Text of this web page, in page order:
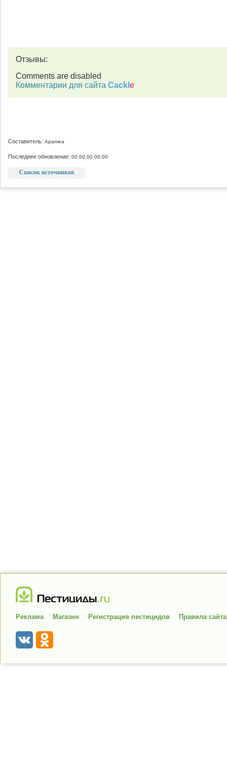
Отзывы:
Comments are disabled
Комментарии для сайта Cackl e
Составитель: Apamea
Последнее обновление: 00.00.00 00:00
Список источников
Реклама Магазин Регистрация пестицидов Правила сайта